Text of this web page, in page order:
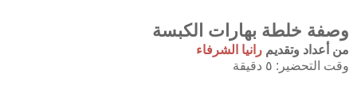
وصفة خلطة بهارات الكبسة
من أعداد وتقديم رانيا الشرفاء
وقت التحضير: ٥ دقيقة